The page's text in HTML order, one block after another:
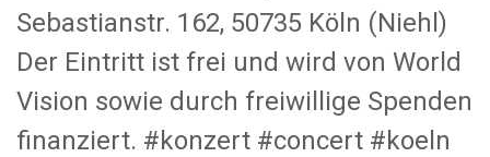
Sebastianstr. 162, 50735 Köln (Niehl)
Der Eintritt ist frei und wird von World
Vision sowie durch freiwillige Spenden
finanziert. #konzert #concert #koeln